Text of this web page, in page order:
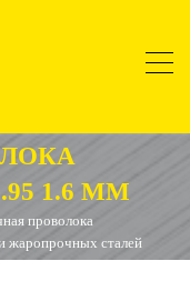
1.6 ММ
проволока
жаропрочных сталей